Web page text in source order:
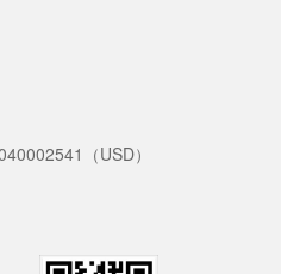
（USD）